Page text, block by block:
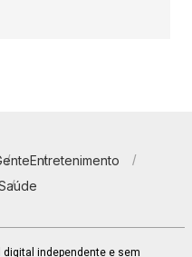
Entretenimento
digital independente e sem